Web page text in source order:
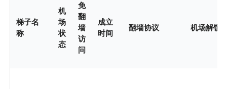
梯子名
称
机
场
状
态
免
翻
墙
访
问
成立
时间
翻墙协议 机场解锁